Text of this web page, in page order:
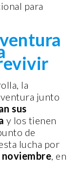
para
la
junto
sus
y los tienen
de
lucha por
noviembre, en